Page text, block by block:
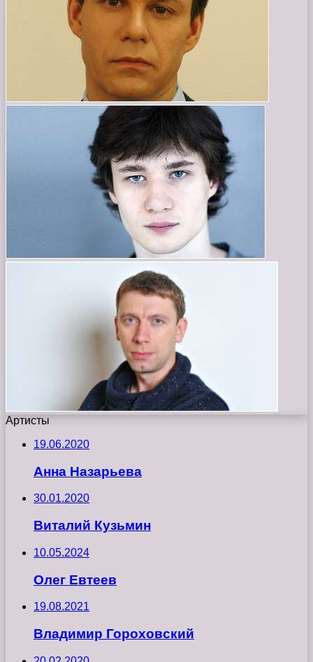
Артисты
19.06.2020
Анна Назарьева
30.01.2020
Виталий Кузьмин
10.05.2024
Олег Евтеев
19.08.2021
Владимир Гороховский